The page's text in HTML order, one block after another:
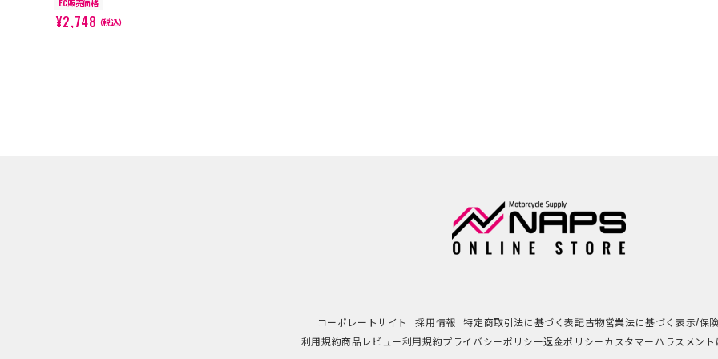
EC販売価格
¥2,748（税込）
コーポレートサイト 採用情報 特定商取引法に基づく表記古物営業法に基づく表示/保
利用規約商品レビュー利用規約プライバシーポリシー返金ポリシーカスタマーハラスメン